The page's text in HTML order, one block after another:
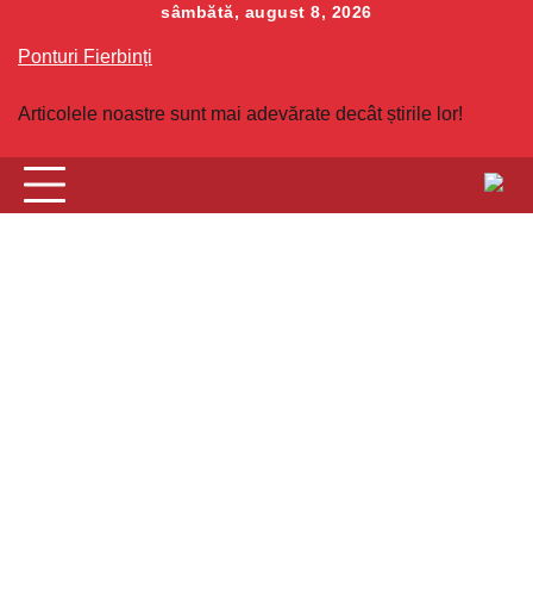
content
sâmbătă, august 8, 2026
Ponturi Fierbinți
Articolele noastre sunt mai adevărate decât știrile lor!